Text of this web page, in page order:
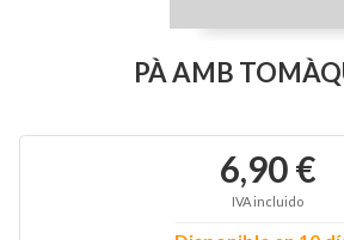
PÀ AMB
6,90 €
IVA incluido